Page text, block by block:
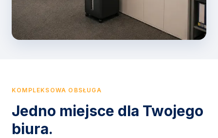
KOMPLEKSOWA OBSŁUGA
Jedno miejsce dla Twojego
biura.